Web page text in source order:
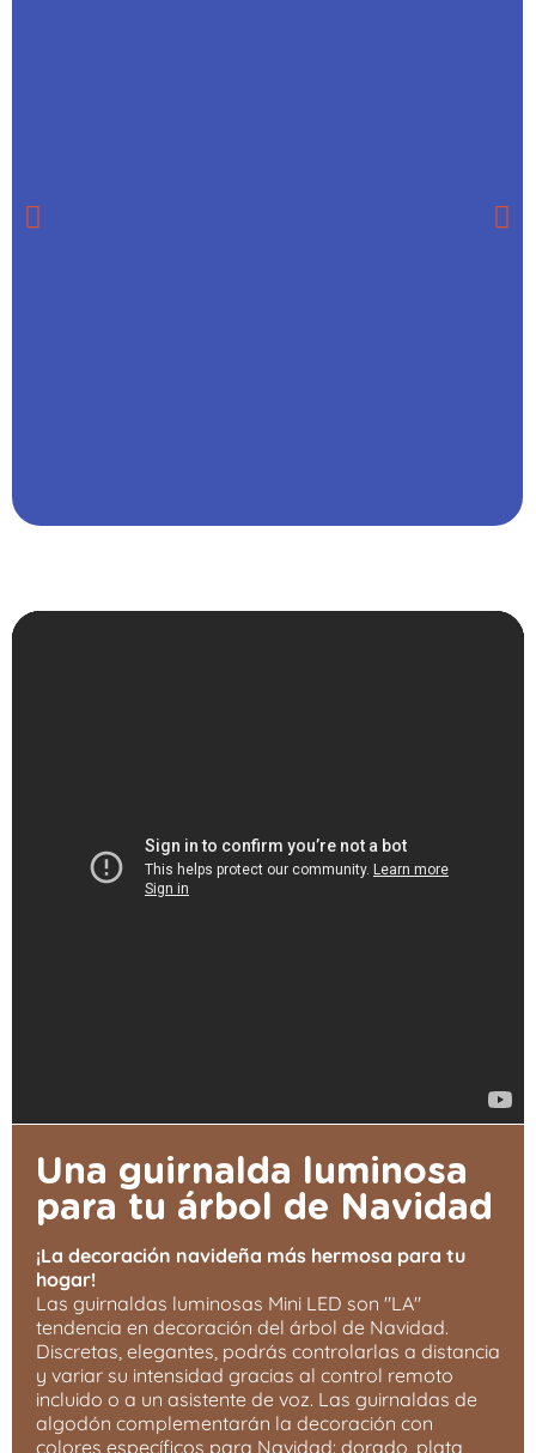
Una guirnalda luminosa
para tu árbol de Navidad
¡La decoración navideña más hermosa para tu
hogar!
Las guirnaldas luminosas Mini LED son "LA"
tendencia en decoración del árbol de Navidad.
Discretas, elegantes, podrás controlarlas a distancia
y variar su intensidad gracias al control remoto
incluido o a un asistente de voz. Las guirnaldas de
algodón complementarán la decoración con
colores específicos para Navidad: dorado, plata,